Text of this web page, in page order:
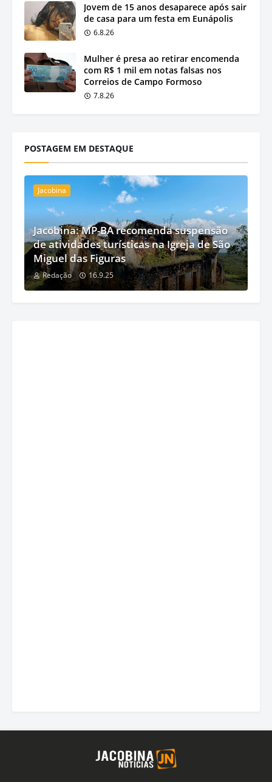
Jovem de 15 anos desaparece após sair
de casa para um festa em Eunápolis
6.8.26
Mulher é presa ao retirar encomenda
com R$ 1 mil em notas falsas nos
Correios de Campo Formoso
7.8.26
POSTAGEM EM DESTAQUE
Jacobina
Jacobina: MP-BA recomenda suspensão
de atividades turísticas na Igreja de São
Miguel das Figuras
Redação 16.9.25